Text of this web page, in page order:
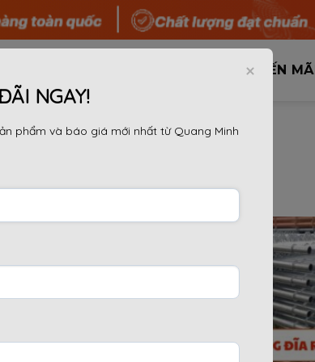
KHUYẾN MÃI
mục:Giàn giáo đĩa
NGAY!
phẩm và báo giá mới nhất từ Quang Minh